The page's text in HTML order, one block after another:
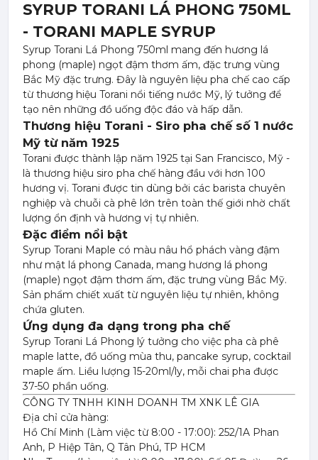
367,000 đ
SYRUP TORANI LÁ PHONG 750ML
- TORANI MAPLE SYRUP
Syrup Torani Lá Phong 750ml mang đến hương lá
phong (maple) ngọt đậm thơm ấm, đặc trưng vùng
Bắc Mỹ đặc trưng. Đây là nguyên liệu pha chế cao cấp
từ thương hiệu Torani nổi tiếng nước Mỹ, lý tưởng để
tạo nên những đồ uống độc đáo và hấp dẫn.
Thương hiệu Torani - Siro pha chế số 1 nước
Mỹ từ năm 1925
Torani được thành lập năm 1925 tại San Francisco, Mỹ -
là thương hiệu siro pha chế hàng đầu với hơn 100
hương vị. Torani được tin dùng bởi các barista chuyên
nghiệp và chuỗi cà phê lớn trên toàn thế giới nhờ chất
lượng ổn định và hương vị tự nhiên.
Đặc điểm nổi bật
Syrup Torani Maple có màu nâu hổ phách vàng đậm
như mật lá phong Canada, mang hương lá phong
(maple) ngọt đậm thơm ấm, đặc trưng vùng Bắc Mỹ.
Sản phẩm chiết xuất từ nguyên liệu tự nhiên, không
chứa gluten.
Ứng dụng đa dạng trong pha chế
Syrup Torani Lá Phong lý tưởng cho việc pha cà phê
maple latte, đồ uống mùa thu, pancake syrup, cocktail
maple ấm. Liều lượng 15-20ml/ly, mỗi chai pha được
37-50 phần uống.
CÔNG TY TNHH KINH DOANH TM XNK LÊ GIA
Địa chỉ cửa hàng:
Hồ Chí Minh (Làm việc từ 8:00 - 17:00): 252/1A Phan
Anh, P Hiệp Tân, Q Tân Phú, TP HCM